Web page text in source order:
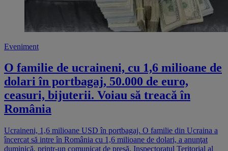
Eveniment
O familie de ucraineni, cu 1,6 milioane de
dolari în portbagaj, 50.000 de euro,
ceasuri, bijuterii. Voiau să treacă în
România
Ucraineni, 1,6 milioane USD în portbagaj. O familie din Ucraina a
încercat să intre în România cu 1,6 milioane de dolari, a anunţat
duminică, printr-un comunicat de presă, Inspectoratul Teritorial al